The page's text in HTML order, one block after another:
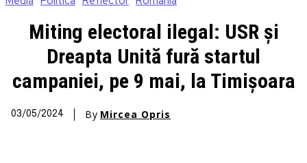
Miting electoral ilegal: USR și
Dreapta Unită fură startul
campaniei, pe 9 mai, la Timișoara
03/05/2024 By Mircea Opris